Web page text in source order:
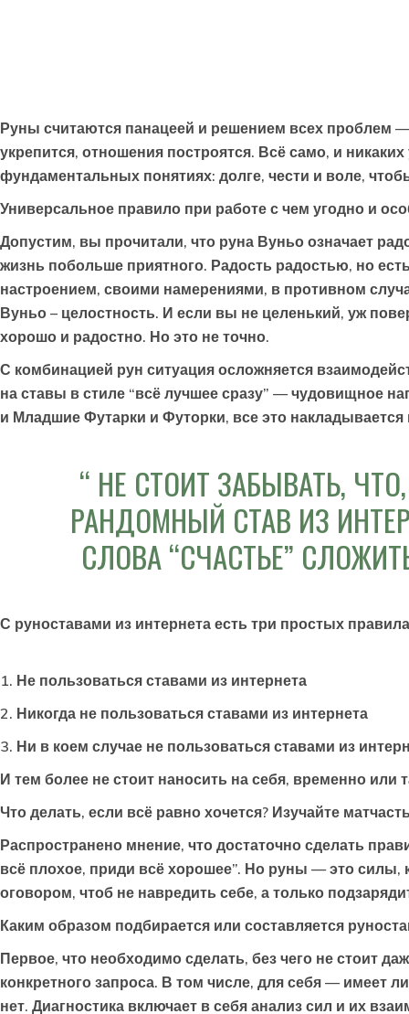
Руны считаются панацеей и решением всех проблем —
укрепится, отношения построятся. Всё само, и
фундаментальных понятиях: долге, чести и воле,
Универсальное правило при работе с чем угодно и
Допустим, вы прочитали, что руна Вуньо означает
жизнь побольше приятного. Радость радостью, но
настроением, своими намерениями, в противном
Вуньо – целостность. И если вы не целенький, уж
хорошо и радостно. Но это не точно.
С комбинацией рун ситуация осложняется
на ставы в стиле “всё лучшее сразу” — чудовищное
и Младшие Футарки и Футорки, все это
НЕ СТОИТ ЗАБЫВАТЬ,
РАНДОМНЫЙ СТАВ ИЗ
СЛОВА “СЧАСТЬЕ”
С руноставами из интернета есть три простых
1. Не пользоваться ставами из интернета
2. Никогда не пользоваться ставами из интернета
3. Ни в коем случае не пользоваться ставами из
И тем более не стоит наносить на себя, временно
Что делать, если всё равно хочется? Изучайте
Распространено мнение, что достаточно сделать
всё плохое, приди всё хорошее”. Но руны — это силы,
оговором, чтоб не навредить себе, а только
Каким образом подбирается или составляется
Первое, что необходимо сделать, без чего не стоит
конкретного запроса. В том числе, для себя — имеет
нет. Диагностика включает в себя анализ сил и их